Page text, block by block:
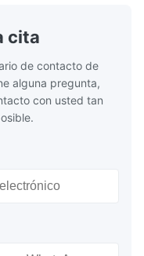
cita
de contacto de
alguna pregunta,
con usted tan